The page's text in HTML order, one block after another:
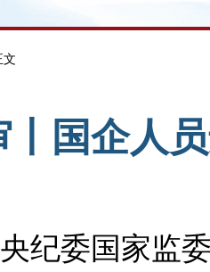
文
丨国企人
纪委国家监